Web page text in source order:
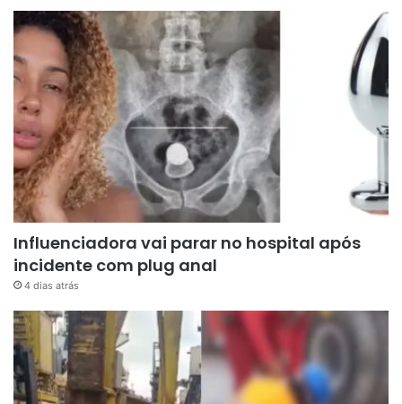
Influenciadora vai parar no hospital após
incidente com plug anal
4 dias atrás